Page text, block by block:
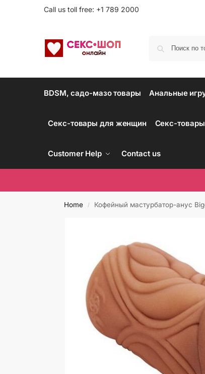
Call us toll free: +1 789 2000
BDSM, садо-мазо товары Анальные
Секс-товары для женщин Секс-
Customer Help Contact us
Home / Кофейный мастурбатор-анус